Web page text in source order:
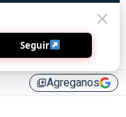
library_addAgreganos
Seguir